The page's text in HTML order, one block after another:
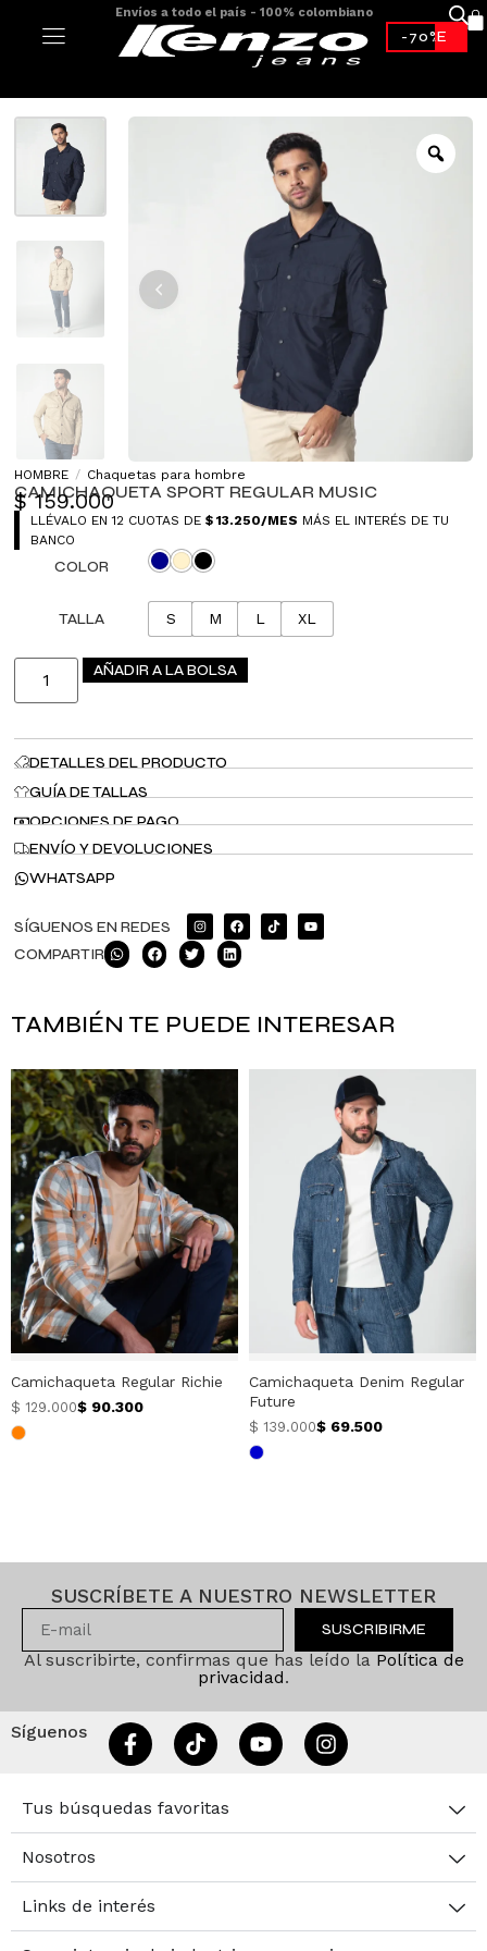
Envíos a todo el país - 100% colombiano
-70%*
HOMBRE / Chaquetas para hombre
CAMICHAQUETA SPORT REGULAR MUSIC
$159.000
LLÉVALO EN 12 CUOTAS DE$ 13.250/MES MÁS EL INTERÉS DE TU
BANCO
COLOR
TALLA S M L XL
AÑADIR A LA BOLSA
DETALLES DEL PRODUCTO
GUÍA DE TALLAS
OPCIONES DE PAGO
ENVÍO Y DEVOLUCIONES
WHATSAPP
SÍGUENOS EN REDES
COMPARTIR
TAMBIÉN TE PUEDE INTERESAR
Camichaqueta Regular Richie
$ 129.000$ 90.300
Camichaqueta Denim Regular
Future
$ 139.000$ 69.500
SUSCRÍBETE A NUESTRO NEWSLETTER
SUSCRIBIRME
Al suscribirte, confirmas que has leído la Política de
privacidad.
Síguenos
Tus búsquedas favoritas
Nosotros
Links de interés